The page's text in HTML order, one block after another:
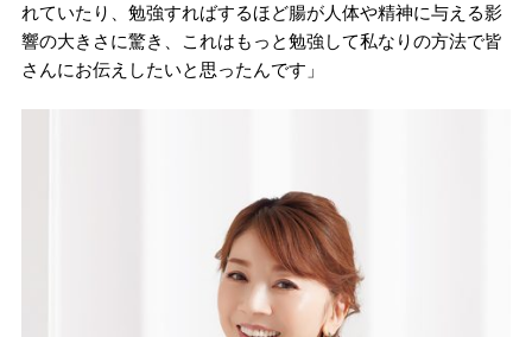
れていたり、勉強すればするほど腸が人体や精神に与える影
響の大きさに驚き、これはもっと勉強して私なりの方法で皆
さんにお伝えしたいと思ったんです」